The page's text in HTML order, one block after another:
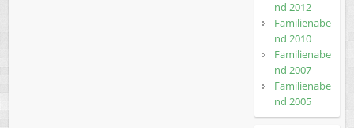
nd 2012
Familienabe
nd 2010
Familienabe
nd 2007
Familienabe
nd 2005